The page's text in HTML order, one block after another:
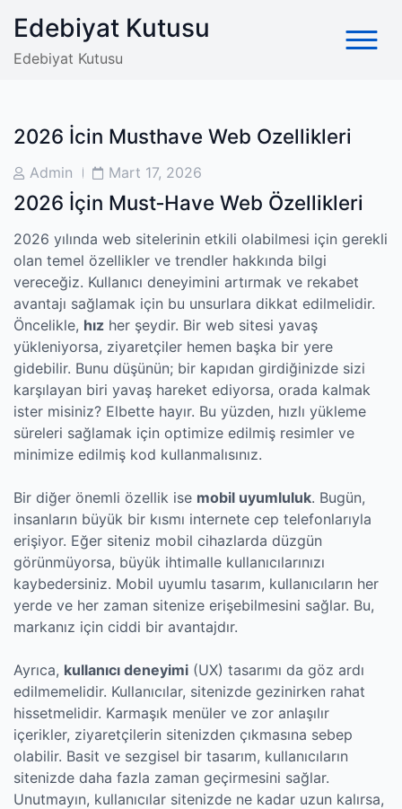
content
Edebiyat Kutusu
Edebiyat Kutusu
2026 İcin Musthave Web Ozellikleri
PostAdmin
PostMart 17, 2026
2026 İçin Must‑Have Web Özellikleri
2026 yılında web sitelerinin etkili olabilmesi için gerekli
olan temel özellikler ve trendler hakkında bilgi
vereceğiz. Kullanıcı deneyimini artırmak ve rekabet
avantajı sağlamak için bu unsurlara dikkat edilmelidir.
Öncelikle, hız her şeydir. Bir web sitesi yavaş
yükleniyorsa, ziyaretçiler hemen başka bir yere
gidebilir. Bunu düşünün; bir kapıdan girdiğinizde sizi
karşılayan biri yavaş hareket ediyorsa, orada kalmak
ister misiniz? Elbette hayır. Bu yüzden, hızlı yükleme
süreleri sağlamak için optimize edilmiş resimler ve
minimize edilmiş kod kullanmalısınız.
Bir diğer önemli özellik ise mobil uyumluluk. Bugün,
insanların büyük bir kısmı internete cep telefonlarıyla
erişiyor. Eğer siteniz mobil cihazlarda düzgün
görünmüyorsa, büyük ihtimalle kullanıcılarınızı
kaybedersiniz. Mobil uyumlu tasarım, kullanıcıların her
yerde ve her zaman sitenize erişebilmesini sağlar. Bu,
markanız için ciddi bir avantajdır.
Ayrıca, kullanıcı deneyimi (UX) tasarımı da göz ardı
edilmemelidir. Kullanıcılar, sitenizde gezinirken rahat
hissetmelidir. Karmaşık menüler ve zor anlaşılır
içerikler, ziyaretçilerin sitenizden çıkmasına sebep
olabilir. Basit ve sezgisel bir tasarım, kullanıcıların
sitenizde daha fazla zaman geçirmesini sağlar.
Unutmayın, kullanıcılar sitenizde ne kadar uzun kalırsa,